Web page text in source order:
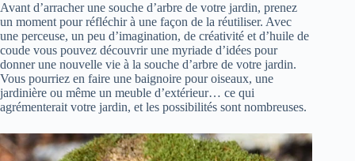
Avant d’arracher une souche d’arbre de votre jardin, prenez
un moment pour réfléchir à une façon de la réutiliser. Avec
une perceuse, un peu d’imagination, de créativité et d’huile de
coude vous pouvez découvrir une myriade d’idées pour
donner une nouvelle vie à la souche d’arbre de votre jardin.
Vous pourriez en faire une baignoire pour oiseaux, une
jardinière ou même un meuble d’extérieur… ce qui
agrémenterait votre jardin, et les possibilités sont nombreuses.